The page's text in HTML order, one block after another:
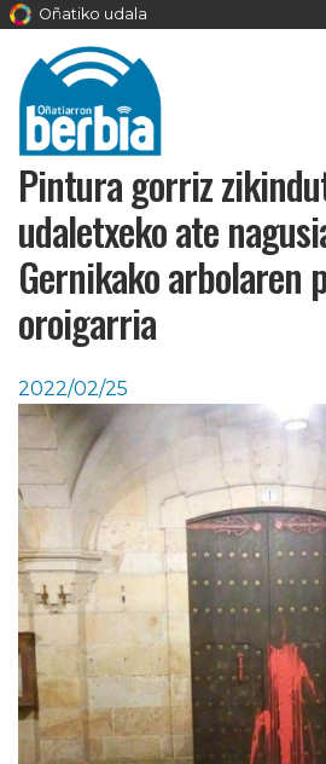
Oñatiko udala
Pintura gorriz
udaletxeko ate
Gernikako arbolaren
oroigarria
2022/02/25